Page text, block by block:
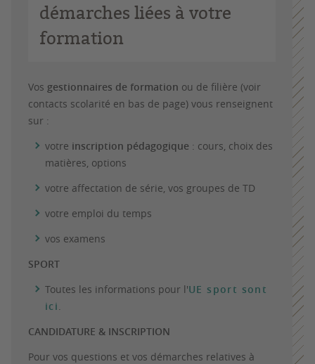
démarches liées à votre
formation
Vos gestionnaires de formation ou de filière (voir
contacts scolarité en bas de page) vous renseignent
sur :
votre inscription pédagogique : cours, choix des
matières, options
votre affectation de série, vos groupes de TD
votre emploi du temps
vos examens
SPORT
Toutes les informations pour l'UE sport sont
ici.
CANDIDATURE & INSCRIPTION
Pour vos questions et vos démarches relatives à